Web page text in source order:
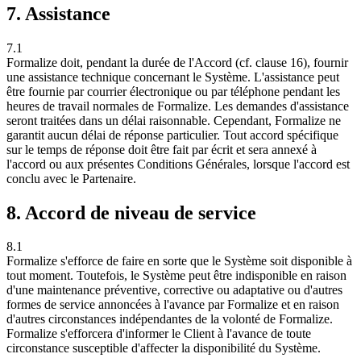
7. Assistance
7.1
Formalize doit, pendant la durée de l'Accord (cf. clause 16), fournir
une assistance technique concernant le Système. L'assistance peut
être fournie par courrier électronique ou par téléphone pendant les
heures de travail normales de Formalize. Les demandes d'assistance
seront traitées dans un délai raisonnable. Cependant, Formalize ne
garantit aucun délai de réponse particulier. Tout accord spécifique
sur le temps de réponse doit être fait par écrit et sera annexé à
l'accord ou aux présentes Conditions Générales, lorsque l'accord est
conclu avec le Partenaire.
8. Accord de niveau de service
8.1
Formalize s'efforce de faire en sorte que le Système soit disponible à
tout moment. Toutefois, le Système peut être indisponible en raison
d'une maintenance préventive, corrective ou adaptative ou d'autres
formes de service annoncées à l'avance par Formalize et en raison
d'autres circonstances indépendantes de la volonté de Formalize.
Formalize s'efforcera d'informer le Client à l'avance de toute
circonstance susceptible d'affecter la disponibilité du Système.